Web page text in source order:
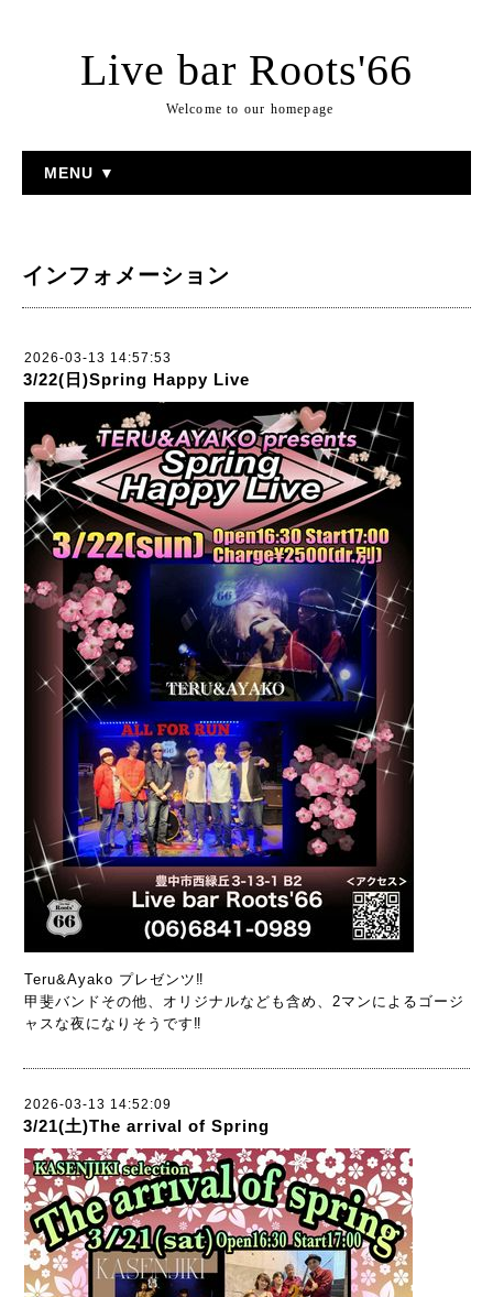
Live bar Roots'66
Welcome to our homepage
MENU ▼
インフォメーション
2026-03-13 14:57:53
3/22(日)Spring Happy Live
Teru&Ayako プレゼンツ‼️
甲斐バンドその他、オリジナルなども含め、2マンによるゴージ
ャスな夜になりそうです‼️
2026-03-13 14:52:09
3/21(土)The arrival of Spring